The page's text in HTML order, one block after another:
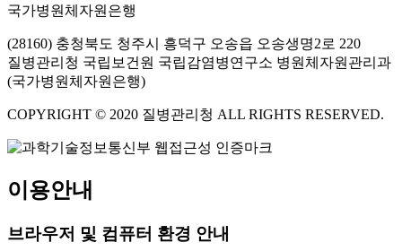
국가병원체자원은행
(28160) 충청북도 청주시 흥덕구 오송읍 오송생명2로 220
질병관리청 국립보건원 국립감염병연구소 병원체자원관리과
(국가병원체자원은행)
COPYRIGHT © 2020 질병관리청 ALL RIGHTS RESERVED.
이용안내
브라우저 및 컴퓨터 환경 안내